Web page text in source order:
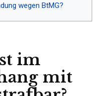
wegen BtMG?
im
mit